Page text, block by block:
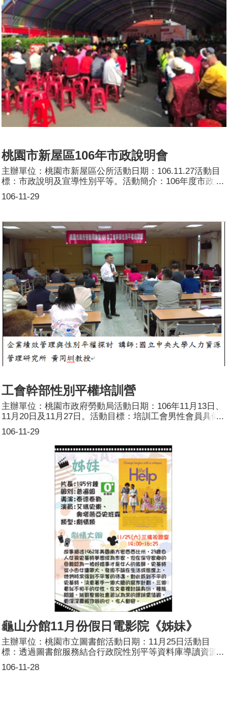
桃園市新屋區106年市政說明會
106-11-29
主辦單位：桃園市新屋區公所活動日期：106.11.27活動目
標：市政說明及宣導性別平等。活動簡介：106年度市政施
政方針及各項基礎建設。另於會後進行性別平等宣導，成人
的性別觀念雖已成形，但藉此活動加以宣導，女性於家庭及
落實到家庭、職場，真正走向性別平等社會。參加人數：共
400人，分別為男性：250人；女性：150人。
工會幹部性別平權培訓營
106-11-29
主辦單位：桃園市政府勞動局活動日期：106年11月13日、
11月20日及11月27日。活動目標：培訓工會男性會員具備
性別平等意識，成為性平種子尖兵，共構性別平等友善環
境，落實性別主流化宣導。活動簡介：邀請立國立中央大學
人力資源管理研究所黃同圳教授以企業績效管理導入實務性
別平權及勞工組織管理，期許學員融合企管的角度與公司互
動。邀請國立臺北大學法律系郭玲惠教授講課，性別主流的
課程 ，以性別歧視之實例，使學員們更了解社會上性別平
權仍多須推動，亦以性騷擾防治、我國法律上促進性別平等
的制度、性別主流化及玻璃天花板切入課程邀請台灣勞動與
社會政策研究協會張烽益執行長以勞團實務經驗，分享性別
平權的重要性。參加人數：共53人，分別為男性：25人；
龜山分館11月份假日電影院《姊妹》
106-11-28
主辦單位：桃園市立圖書館活動日期：11月25日活動目
標：透過圖書館服務結合行政院性別平等資料庫導讀資源，
以縮短城鄉資源差距，普及性平觀念宣傳管道。活動簡介：
假日電影院為龜山分館每週六舉行的例行活動，此次以性平